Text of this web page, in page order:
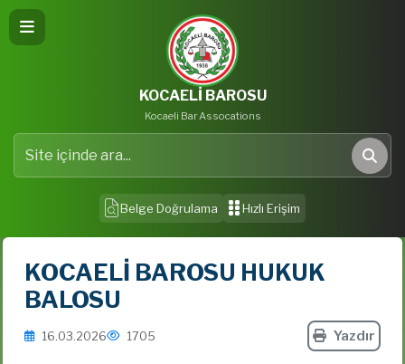
KOCAELİ BAROSU
Kocaeli Bar Assocations
Site içinde ara
Ara
Belge Doğrulama Hızlı Erişim
KOCAELİ BAROSU HUKUK
BALOSU
16.03.2026 1705 Yazdır